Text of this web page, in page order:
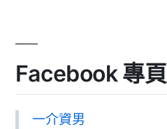
Facebook 專頁
一介資男